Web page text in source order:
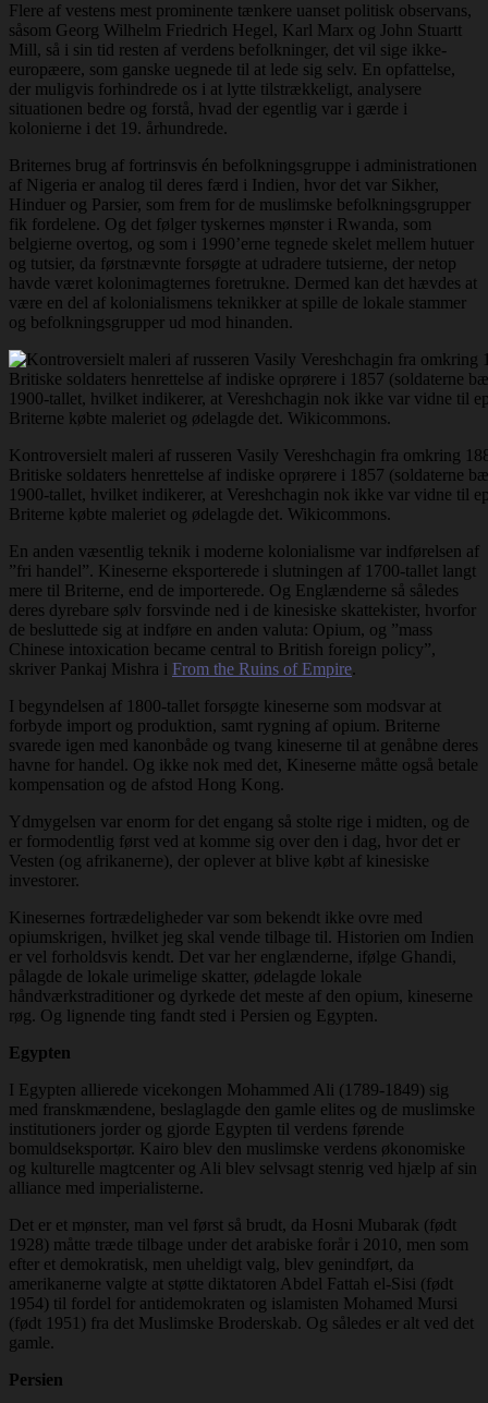
Flere af vestens mest prominente tænkere uanset politisk observans,
såsom Georg Wilhelm Friedrich Hegel, Karl Marx og John Stuartt
Mill, så i sin tid resten af verdens befolkninger, det vil sige ikke-
europæere, som ganske uegnede til at lede sig selv. En opfattelse,
der muligvis forhindrede os i at lytte tilstrækkeligt, analysere
situationen bedre og forstå, hvad der egentlig var i gærde i
kolonierne i det 19. århundrede.
Briternes brug af fortrinsvis én befolkningsgruppe i administrationen
af Nigeria er analog til deres færd i Indien, hvor det var Sikher,
Hinduer og Parsier, som frem for de muslimske befolkningsgrupper
fik fordelene. Og det følger tyskernes mønster i Rwanda, som
belgierne overtog, og som i 1990’erne tegnede skelet mellem hutuer
og tutsier, da førstnævnte forsøgte at udradere tutsierne, der netop
havde været kolonimagternes foretrukne. Dermed kan det hævdes at
være en del af kolonialismens teknikker at spille de lokale stammer
og befolkningsgrupper ud mod hinanden.
Kontroversielt maleri af russeren Vasily Vereshchagin fra omkring
Britiske soldaters henrettelse af indiske oprørere i 1857 (soldaterne
1900-tallet, hvilket indikerer, at Vereshchagin nok ikke var vidne til
Briterne købte maleriet og ødelagde det. Wikicommons.
En anden væsentlig teknik i moderne kolonialisme var indførelsen af
”fri handel”. Kineserne eksporterede i slutningen af 1700-tallet langt
mere til Briterne, end de importerede. Og Englænderne så således
deres dyrebare sølv forsvinde ned i de kinesiske skattekister, hvorfor
de besluttede sig at indføre en anden valuta: Opium, og ”mass
Chinese intoxication became central to British foreign policy”,
skriver Pankaj Mishra i From the Ruins of Empire.
I begyndelsen af 1800-tallet forsøgte kineserne som modsvar at
forbyde import og produktion, samt rygning af opium. Briterne
svarede igen med kanonbåde og tvang kineserne til at genåbne deres
havne for handel. Og ikke nok med det, Kineserne måtte også betale
kompensation og de afstod Hong Kong.
Ydmygelsen var enorm for det engang så stolte rige i midten, og de
er formodentlig først ved at komme sig over den i dag, hvor det er
Vesten (og afrikanerne), der oplever at blive købt af kinesiske
investorer.
Kinesernes fortrædeligheder var som bekendt ikke ovre med
opiumskrigen, hvilket jeg skal vende tilbage til. Historien om Indien
er vel forholdsvis kendt. Det var her englænderne, ifølge Ghandi,
pålagde de lokale urimelige skatter, ødelagde lokale
håndværkstraditioner og dyrkede det meste af den opium, kineserne
røg. Og lignende ting fandt sted i Persien og Egypten.
Egypten
I Egypten allierede vicekongen Mohammed Ali (1789-1849) sig
med franskmændene, beslaglagde den gamle elites og de muslimske
institutioners jorder og gjorde Egypten til verdens førende
bomuldseksportør. Kairo blev den muslimske verdens økonomiske
og kulturelle magtcenter og Ali blev selvsagt stenrig ved hjælp af sin
alliance med imperialisterne.
Det er et mønster, man vel først så brudt, da Hosni Mubarak (født
1928) måtte træde tilbage under det arabiske forår i 2010, men som
efter et demokratisk, men uheldigt valg, blev genindført, da
amerikanerne valgte at støtte diktatoren Abdel Fattah el-Sisi (født
1954) til fordel for antidemokraten og islamisten Mohamed Mursi
(født 1951) fra det Muslimske Broderskab. Og således er alt ved det
gamle.
Persien